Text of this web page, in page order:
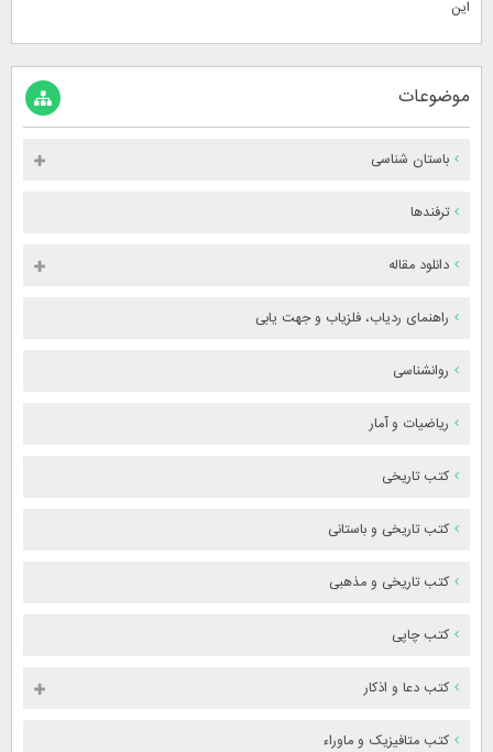
این
موضوعات
باستان شناسی
ترفندها
دانلود مقاله
راهنمای ردیاب، فلزیاب و جهت یابی
روانشناسی
ریاضیات و آمار
کتب تاریخی
کتب تاریخی و باستانی
کتب تاریخی و مذهبی
کتب چاپی
کتب دعا و اذکار
کتب متافیزیک و ماوراء